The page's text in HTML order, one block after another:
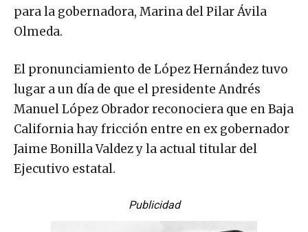
para la gobernadora, Marina del Pilar Ávila
Olmeda.
El pronunciamiento de López Hernández tuvo
lugar a un día de que el presidente Andrés
Manuel López Obrador reconociera que en Baja
California hay fricción entre en ex gobernador
Jaime Bonilla Valdez y la actual titular del
Ejecutivo estatal.
Publicidad